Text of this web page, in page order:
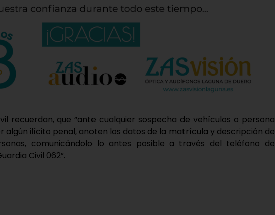
recuerdan, que “ante cualquier sospecha de vehículos o persona
algún ilícito penal, anoten los datos de la matrícula y descripción de
comunicándolo lo antes posible a través del teléfono de
Civil 062”.